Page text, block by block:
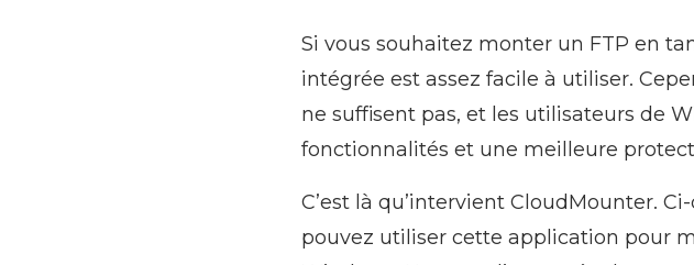
Si vous souhaitez monter un FTP en
intégrée est assez facile à utiliser.
ne suffisent pas, et les utilisateurs de
fonctionnalités et une meilleure
C’est là qu’intervient CloudMounter.
pouvez utiliser cette application pour